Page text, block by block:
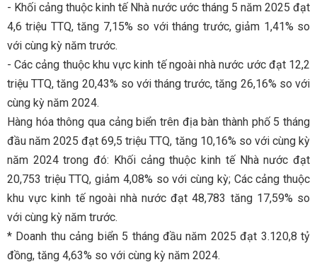
- Khối cảng thuộc kinh tế Nhà nước ước tháng 5 năm 2025 đạt
4,6 triệu TTQ, tăng 7,15% so với tháng trước, giảm 1,41% so
với cùng kỳ năm trước.
- Các cảng thuộc khu vực kinh tế ngoài nhà nước ước đạt 12,2
triệu TTQ, tăng 20,43% so với tháng trước, tăng 26,16% so với
cùng kỳ năm 2024.
Hàng hóa thông qua cảng biển trên địa bàn thành phố 5 tháng
đầu năm 2025 đạt 69,5 triệu TTQ, tăng 10,16% so với cùng kỳ
năm 2024 trong đó: Khối cảng thuộc kinh tế Nhà nước đạt
20,753 triệu TTQ, giảm 4,08% so với cùng kỳ; Các cảng thuộc
khu vực kinh tế ngoài nhà nước đạt 48,783 tăng 17,59% so
với cùng kỳ năm trước.
* Doanh thu cảng biển 5 tháng đầu năm 2025 đạt 3.120,8 tỷ
đồng, tăng 4,63% so với cùng kỳ năm 2024.